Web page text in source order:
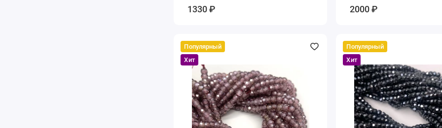
1330 ₽ 2000 ₽
Популярный
Хит
Популярный
Хит